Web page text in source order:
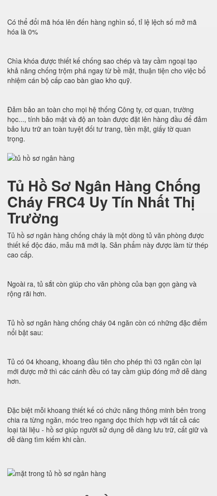
Có thể đổi mã hóa lên đến hàng nghìn số, tỉ lệ lệch số mở mã
hóa là 0%
Chìa khóa được thiết kế chống sao chép và tay cầm ngoại tạo
khả năng chống trộm phá ngay từ bề mặt, thuận tiện cho việc bổ
nhiệm cán bộ cấp cao bàn giao kho quỹ.
Đảm bảo an toàn cho mọi hệ thống Công ty, cơ quan, trường
học..., tính bảo mật và độ an toàn được đặt lên hàng đầu để đảm
bảo lưu trữ an toàn tuyệt đối tư trang, tiền mặt, giấy tờ quan
trọng.
Tủ Hồ Sơ Ngân Hàng Chống
Cháy FRC4 Uy Tín Nhất Thị
Trường
Tủ hồ sơ ngân hàng chống cháy là một dòng tủ văn phòng được
thiết kế độc đáo, mẫu mã mới lạ. Sản phẩm này được làm từ thép
cao cấp.
Ngoài ra, tủ sắt còn giúp cho văn phòng của bạn gọn gàng và
rộng rãi hơn.
Tủ hồ sơ ngân hàng chống cháy 04 ngăn còn có những đặc điểm
nổi bật sau:
Tủ có 04 khoang, khoang đầu tiên cho phép thì 03 ngăn còn lại
mới được mở thì các cánh đều có tay cầm giúp đóng mở dễ dàng
hơn.
Đặc biệt mỗi khoang thiết kế có chức năng thông minh bên trong
chia ra từng ngăn, móc treo ngang dọc thích hợp với tất cả các
loại tài liệu - hồ sơ giúp người sử dụng dễ dàng lưu trữ, cất giữ và
dễ dàng tìm kiếm khi cần.